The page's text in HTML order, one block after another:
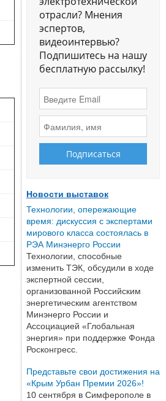
отрасли? Мнения
эспертов,
видеоинтервью?
Подпишитесь на нашу
бесплатную рассылку!
Новости выставок
Технологии, опережающие
время: дискуссия с экспертами
мирового класса состоялась в
РЭА Минэнерго России
Технологии, способные
изменить ТЭК, обсудили в ходе
экспертной сессии,
организованной Российским
энергетическим агентством
Минэнерго России и
Ассоциацией «Глобальная
энергия» при поддержке Фонда
Росконгресс.
Представьте свои достижения на
«Крым Урбан Премии 2026»!
10 сентября в Симферополе в